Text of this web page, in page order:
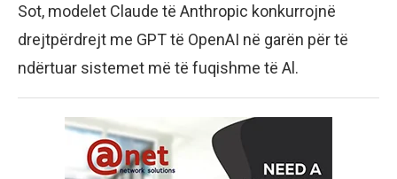
Sot, modelet Claude të Anthropic konkurrojnë
drejtpërdrejt me GPT të OpenAI në garën për të
ndërtuar sistemet më të fuqishme të Al.